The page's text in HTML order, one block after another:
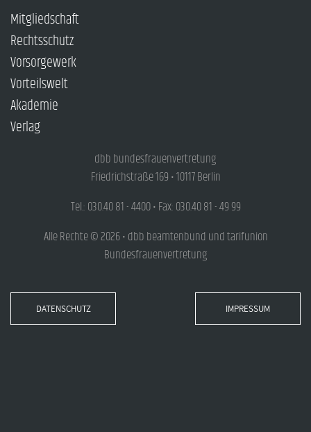
Mitgliedschaft
Rechtsschutz
Vorsorgewerk
Vorteilswelt
Akademie
Verlag
dbb bundesfrauenvertretung
Friedrichstraße 169 • 10117 Berlin
Tel.: 030.40 81 - 4400 • Fax: 030.40 81 - 49 99
Alle Rechte © 2026 • dbb beamtenbund und tarifunion
Bundesfrauenvertretung
DATENSCHUTZ IMPRESSUM